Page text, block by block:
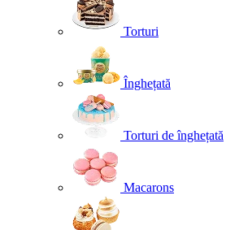
Torturi
Înghețată
Torturi de înghețată
Macarons